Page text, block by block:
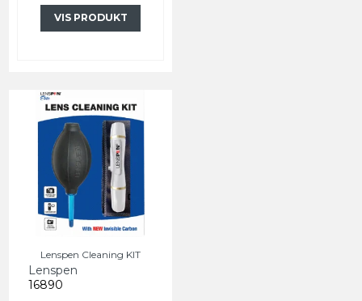
VIS PRODUKT
Lenspen Cleaning KIT
Lenspen
16890